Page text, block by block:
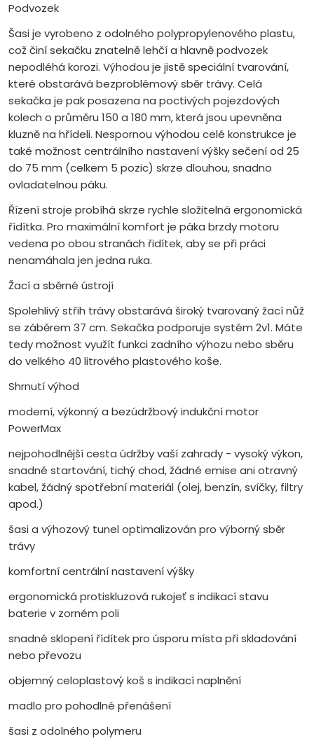
Podvozek
Šasi je vyrobeno z odolného polypropylenového plastu,
což činí sekačku znatelně lehčí a hlavně podvozek
nepodléhá korozi. Výhodou je jistě speciální tvarování,
které obstarává bezproblémový sběr trávy. Celá
sekačka je pak posazena na poctivých pojezdových
kolech o průměru 150 a 180 mm, která jsou upevněna
kluzně na hřídeli. Nespornou výhodou celé konstrukce je
také možnost centrálního nastavení výšky sečení od 25
do 75 mm (celkem 5 pozic) skrze dlouhou, snadno
ovladatelnou páku.
Řízení stroje probíhá skrze rychle složitelná ergonomická
řídítka. Pro maximální komfort je páka brzdy motoru
vedena po obou stranách řidítek, aby se při práci
nenamáhala jen jedna ruka.
Žací a sběrné ústrojí
Spolehlivý střih trávy obstarává široký tvarovaný žací nůž
se záběrem 37 cm. Sekačka podporuje systém 2v1. Máte
tedy možnost využít funkci zadního výhozu nebo sběru
do velkého 40 litrového plastového koše.
Shrnutí výhod
moderní, výkonný a bezúdržbový indukční motor
PowerMax
nejpohodlnější cesta údržby vaší zahrady - vysoký výkon,
snadné startování, tichý chod, žádné emise ani otravný
kabel, žádný spotřební materiál (olej, benzín, svíčky, filtry
apod.)
šasi a výhozový tunel optimalizován pro výborný sběr
trávy
komfortní centrální nastavení výšky
ergonomická protiskluzová rukojeť s indikací stavu
baterie v zorném poli
snadné sklopení řídítek pro úsporu místa při skladování
nebo převozu
objemný celoplastový koš s indikací naplnění
madlo pro pohodlné přenášení
šasi z odolného polymeru